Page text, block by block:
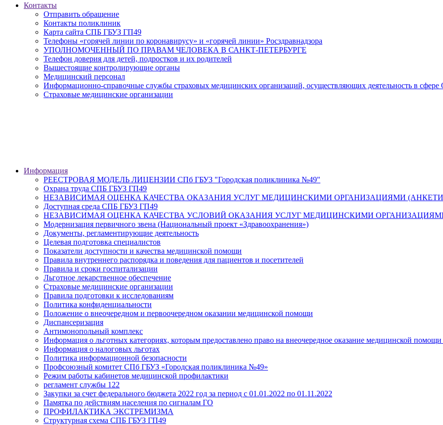
Контакты
Отправить обращение
Контакты поликлиник
Карта сайта СПБ ГБУЗ ГП49
Телефоны «горячей линии по коронавирусу» и «горячей линии» Росздравнадзора
УПОЛНОМОЧЕННЫЙ ПО ПРАВАМ ЧЕЛОВЕКА В САНКТ-ПЕТЕРБУРГЕ
Телефон доверия для детей, подростков и их родителей
Вышестоящие контролирующие органы
Медицинский персонал
Информационно-справочные службы страховых медицинских организаций, осуществляющих деятельность в
Страховые медицинские организации
Информация
РЕЕСТРОВАЯ МОДЕЛЬ ЛИЦЕНЗИИ СПб ГБУЗ "Городская поликлиника №49"
Охрана труда СПБ ГБУЗ ГП49
НЕЗАВИСИМАЯ ОЦЕНКА КАЧЕСТВА ОКАЗАНИЯ УСЛУГ МЕДИЦИНСКИМИ ОРГАНИЗАЦИЯМИ
Доступная среда СПБ ГБУЗ ГП49
НЕЗАВИСИМАЯ ОЦЕНКА КАЧЕСТВА УСЛОВИЙ ОКАЗАНИЯ УСЛУГ МЕДИЦИНСКИМИ
Модернизация первичного звена (Национальный проект «Здравоохранения»)
Документы, регламентирующие деятельность
Целевая подготовка специалистов
Показатели доступности и качества медицинской помощи
Правила внутреннего распорядка и поведения для пациентов и посетителей
Правила и сроки госпитализации
Льготное лекарственное обеспечение
Страховые медицинские организации
Правила подготовки к исследованиям
Политика конфиденциальности
Положение о внеочередном и первоочередном оказании медицинской помощи
Диспансеризация
Антимонопольный комплекс
Информация о льготных категориях, которым предоставлено право на внеочередное оказание медицинской
Информация о налоговых льготах
Политика информационной безопасности
Профсоюзный комитет СПб ГБУЗ «Городская поликлиника №49»
Режим работы кабинетов медицинской профилактики
регламент службы 122
Закупки за счет федерального бюджета 2022 год за период с 01.01.2022 по 01.11.2022
Памятка по действиям населения по сигналам ГО
ПРОФИЛАКТИКА ЭКСТРЕМИЗМА
Структурная схема СПБ ГБУЗ ГП49